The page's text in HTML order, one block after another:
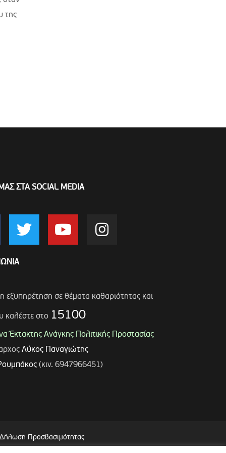
της
ΣΤΑ SOCIAL MEDIA
εξυπηρέτηση σε θέματα καθαριότητας και
καλέστε στο 15100
Έκτακτης Ανάγκης Πολιτικής Προστασίας
Λύκος Παναγιώτης
(κιν. 6947966451)
Δήλωση Προσβασιμότητας